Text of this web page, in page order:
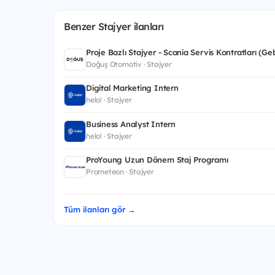
Benzer Stajyer ilanları
Proje Bazlı Stajyer - Scania Servis Kontratları
Doğuş Otomotiv · Stajyer
Digital Marketing Intern
helo! · Stajyer
Business Analyst Intern
helo! · Stajyer
ProYoung Uzun Dönem Staj Programı
Prometeon · Stajyer
Tüm ilanları gör →